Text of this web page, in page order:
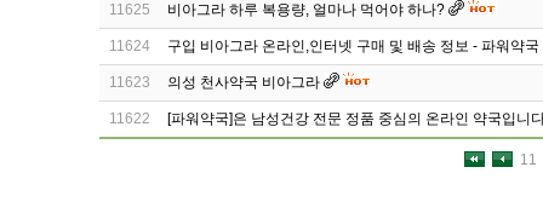
11625 비아그라 하루 복용량, 얼마나 먹어야 하나?
11624 구입 비아그라 온라인,인터넷 구매 및 배송 정보 - 파워약국
11623 의성 천사약국 비아그라
11622 [파워약국]은 남성건강 전문 정품 중심의 온라인 약국입니
11